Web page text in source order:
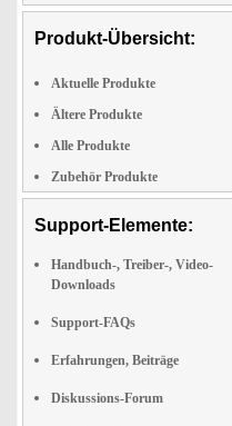
Produkt-Übersicht:
Aktuelle Produkte
Ältere Produkte
Alle Produkte
Zubehör Produkte
Support-Elemente:
Handbuch-, Treiber-, Video-
Downloads
Support-FAQs
Erfahrungen, Beiträge
Diskussions-Forum